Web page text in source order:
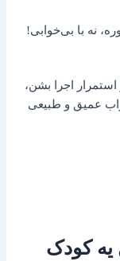
نه با بی‌خوابی!
و استمرار اجرا بشن،
عمیق و طبیعی
کودک